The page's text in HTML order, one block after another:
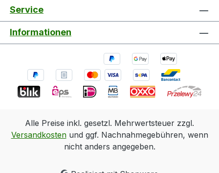
Service
Informationen
Alle Preise inkl. gesetzl. Mehrwertsteuer zzgl.
Versandkostenund ggf. Nachnahmegebühren, wenn
nicht anders angegeben.